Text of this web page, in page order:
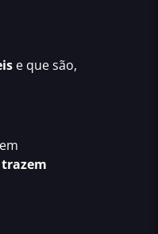
e que são,